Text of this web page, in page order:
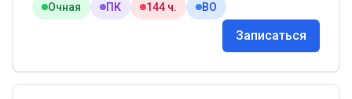
Очная ПК 144 ч. ВО
Записаться